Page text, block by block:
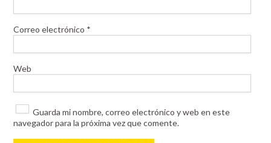
Correo electrónico *
Web
Guarda mi nombre, correo electrónico y web en este
navegador para la próxima vez que comente.